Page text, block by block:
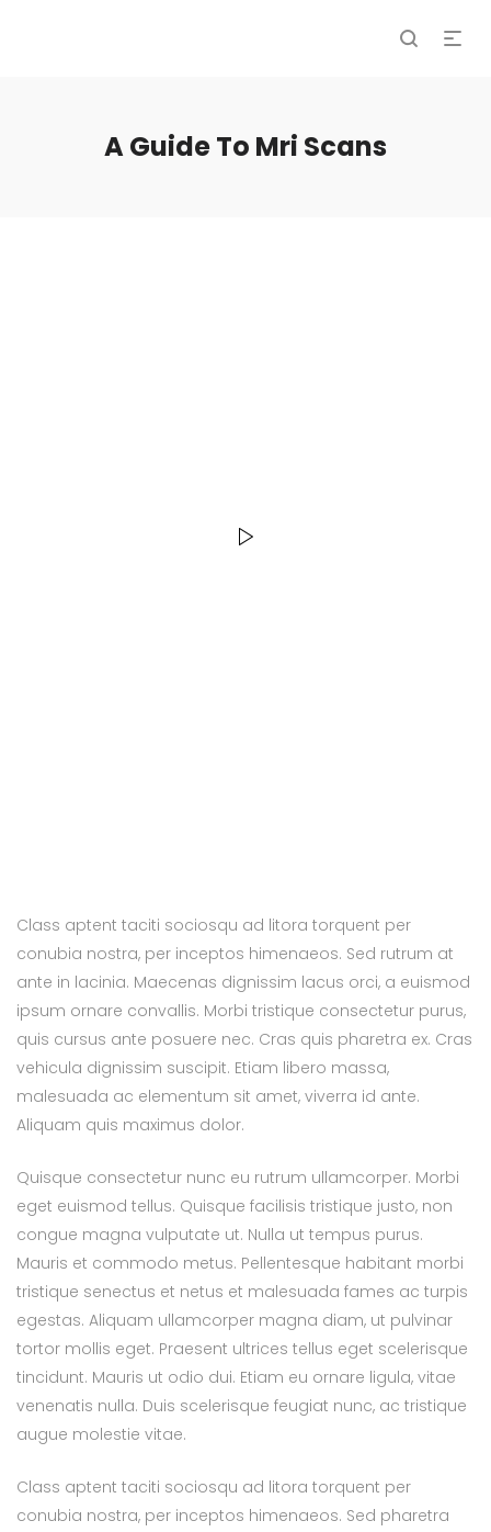
A Guide To Mri Scans
Class aptent taciti sociosqu ad litora torquent per
conubia nostra, per inceptos himenaeos. Sed rutrum at
ante in lacinia. Maecenas dignissim lacus orci, a euismod
ipsum ornare convallis. Morbi tristique consectetur purus,
quis cursus ante posuere nec. Cras quis pharetra ex. Cras
vehicula dignissim suscipit. Etiam libero massa,
malesuada ac elementum sit amet, viverra id ante.
Aliquam quis maximus dolor.
Quisque consectetur nunc eu rutrum ullamcorper. Morbi
eget euismod tellus. Quisque facilisis tristique justo, non
congue magna vulputate ut. Nulla ut tempus purus.
Mauris et commodo metus. Pellentesque habitant morbi
tristique senectus et netus et malesuada fames ac turpis
egestas. Aliquam ullamcorper magna diam, ut pulvinar
tortor mollis eget. Praesent ultrices tellus eget scelerisque
tincidunt. Mauris ut odio dui. Etiam eu ornare ligula, vitae
venenatis nulla. Duis scelerisque feugiat nunc, ac tristique
augue molestie vitae.
Class aptent taciti sociosqu ad litora torquent per
conubia nostra, per inceptos himenaeos. Sed pharetra